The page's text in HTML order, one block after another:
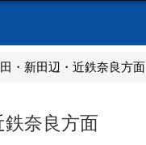
・新田辺・近鉄奈良方面
奈良方面